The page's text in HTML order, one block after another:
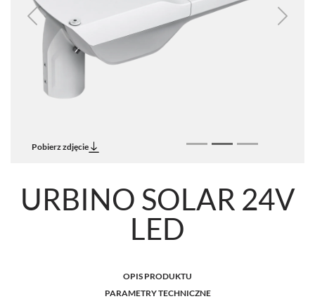
Previous Next
Pobierz zdjęcie
URBINO SOLAR 24V
LED
OPIS PRODUKTU
PARAMETRY TECHNICZNE